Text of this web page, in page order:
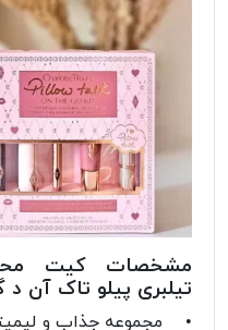
مشخصات کیت
تیلبری پیلو تاک آن د
• مجموعه جذاب و